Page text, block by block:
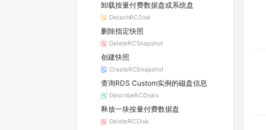
卸载按量付费数据盘或系统盘
DetachRCDisk
删除指定快照
DeleteRCSnapshot
创建快照
CreateRCSnapshot
查询RDS Custom实例的磁盘信息
DescribeRCDisks
释放一块按量付费数据盘
DeleteRCDisk